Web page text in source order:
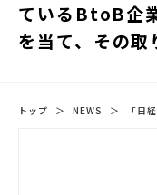
ているBtoB企
を当て、その
トップ ＞ NEWS ＞ 「日